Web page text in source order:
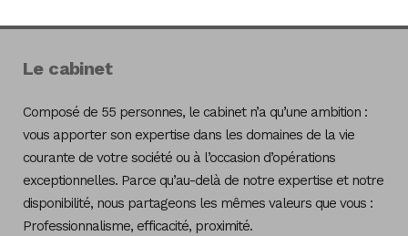
Le cabinet
Composé de 55 personnes, le cabinet n’a qu’une ambition :
vous apporter son expertise dans les domaines de la vie
courante de votre société ou à l’occasion d’opérations
exceptionnelles. Parce qu’au-delà de notre expertise et notre
disponibilité, nous partageons les mêmes valeurs que vous :
Professionnalisme, efficacité, proximité.